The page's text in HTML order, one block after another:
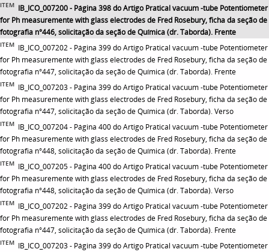
ITEM IB_ICO_007200 - Página 398 do Artigo Pratical vacuum -tube Potentiometer
for Ph measuremente with glass electrodes de Fred Rosebury, ficha da seção de
fotografia n°446, solicitação da seção de Química (dr. Taborda). Frente
ITEM IB_ICO_007202 - Página 399 do Artigo Pratical vacuum -tube Potentiometer
for Ph measuremente with glass electrodes de Fred Rosebury, ficha da seção de
fotografia n°447, solicitação da seção de Química (dr. Taborda). Frente
ITEM IB_ICO_007203 - Página 399 do Artigo Pratical vacuum -tube Potentiometer
for Ph measuremente with glass electrodes de Fred Rosebury, ficha da seção de
fotografia n°447, solicitação da seção de Química (dr. Taborda). Verso
ITEM IB_ICO_007204 - Página 400 do Artigo Pratical vacuum -tube Potentiometer
for Ph measuremente with glass electrodes de Fred Rosebury, ficha da seção de
fotografia n°448, solicitação da seção de Química (dr. Taborda). Frente
ITEM IB_ICO_007205 - Página 400 do Artigo Pratical vacuum -tube Potentiometer
for Ph measuremente with glass electrodes de Fred Rosebury, ficha da seção de
fotografia n°448, solicitação da seção de Química (dr. Taborda). Verso
ITEM IB_ICO_007202 - Página 399 do Artigo Pratical vacuum -tube Potentiometer
for Ph measuremente with glass electrodes de Fred Rosebury, ficha da seção de
fotografia n°447, solicitação da seção de Química (dr. Taborda). Frente
ITEM IB_ICO_007203 - Página 399 do Artigo Pratical vacuum -tube Potentiometer